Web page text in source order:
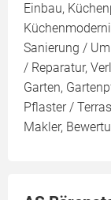
Einbau,
Sanierung /
/ Reparatur,
Garten,
Pflaster /
Makler,